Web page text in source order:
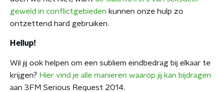
geweld in conflictgebieden kunnen onze hulp zo
ontzettend hard gebruiken.
Hellup!
Wil jij ook helpen om een subliem eindbedrag bij elkaar te
krijgen? Hier vind je alle manieren waarop jij kan bijdragen
aan 3FM Serious Request 2014.